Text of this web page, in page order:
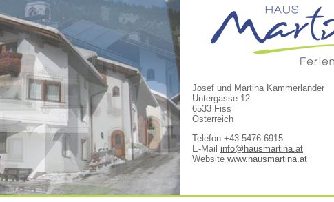
Josef und Martina Kammerlander
Untergasse 12
6533 Fiss
Österreich
Telefon +43 5476 6915
E-Mail info@hausmartina.at
Website www.hausmartina.at